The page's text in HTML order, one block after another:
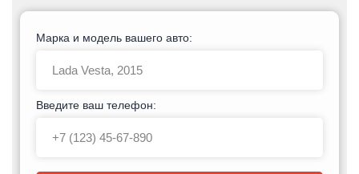
Марка и модель вашего авто:
Введите ваш телефон: